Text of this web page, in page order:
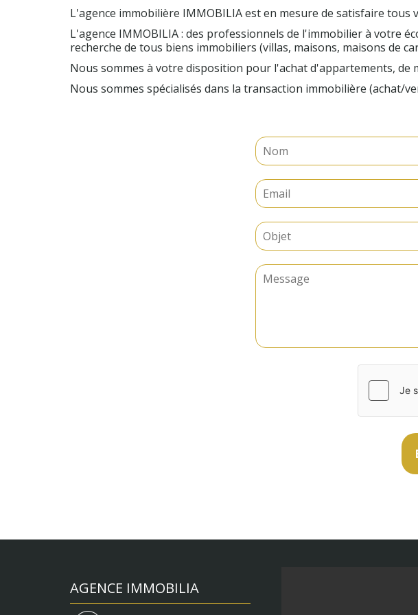
L'agence immobilière IMMOBILIA est en mesure de satisfaire
L'agence IMMOBILIA : des professionnels de l'immobilier à votre
recherche de tous biens immobiliers (villas, maisons, maisons de
Nous sommes à votre disposition pour l'achat d'appartements, de
Nous sommes spécialisés dans la transaction immobilière (achat/
AGENCE IMMOBILIA